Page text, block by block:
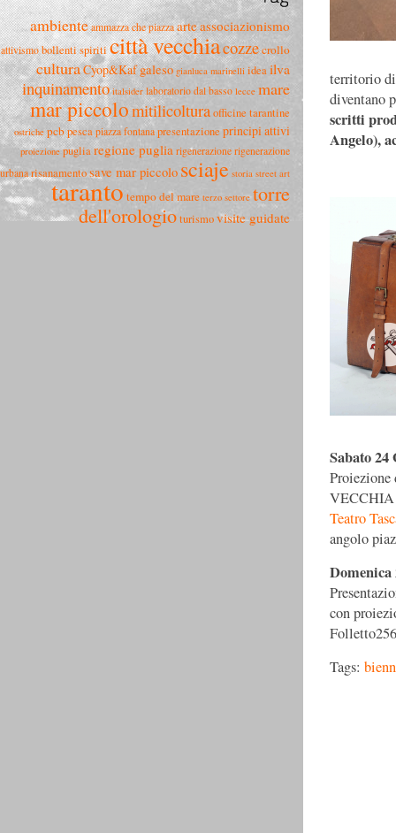
ambiente ammazza che piazza arteassociazionismo
attivismo bollenti spiriticittà vecchiacozzecrollo
culturaCyop&Kafgaleso gianluca marinelli ideailva
inquinamento italsider laboratorio dal basso lecce mare
mar piccolomitilicolturaofficine tarantine
ostriche pcbpesca piazza fontana presentazioneprincipi attivi
proiezione pugliaregione puglia rigenerazione rigenerazione
urbana risanamentosave mar piccolo sciaje storia street art
taranto tempo del mare terzo settore torre
dell'orologioturismovisite guidate
territorio di
diventano
scritti
Angelo),
Sabato 24
VECCHIA
Teatro
angolo
Domenica
con
Tags: